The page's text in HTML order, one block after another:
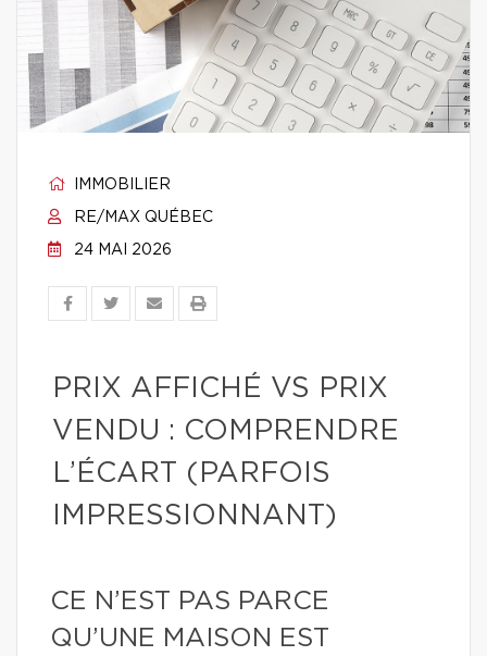
IMMOBILIER
RE/MAX QUÉBEC
24 MAI 2026
PRIX AFFICHÉ VS PRIX
VENDU : COMPRENDRE
L’ÉCART (PARFOIS
IMPRESSIONNANT)
CE N’EST PAS PARCE
QU’UNE MAISON EST